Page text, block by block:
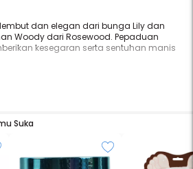
dan elegan dari bunga Lily dan
Woody dari Rosewood. Pepaduan
kesegaran serta sentuhan manis
lembut dan manis dpadukan dengan
dan berkelas, perpaduan buah
menciptakan kesan elegan.
Suka